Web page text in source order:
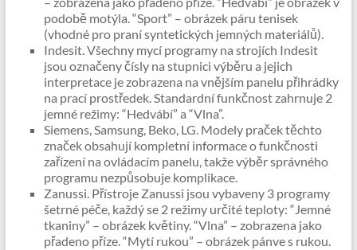
podobě motýla. “Sport” – obrázek páru tenisek
(vhodné pro praní syntetických jemných materiálů).
Indesit. Všechny mycí programy na strojích Indesit
jsou označeny čísly na stupnici výběru a jejich
interpretace je zobrazena na vnějším panelu přihrádky
na prací prostředek. Standardní funkčnost zahrnuje 2
jemné režimy: “Hedvábí” a “Vlna”.
Siemens, Samsung, Beko, LG. Modely praček těchto
značek obsahují kompletní informace o funkčnosti
zařízení na ovládacím panelu, takže výběr správného
programu nezpůsobuje komplikace.
Zanussi. Přístroje Zanussi jsou vybaveny 3 programy
šetrné péče, každý se 2 režimy určité teploty: “Jemné
tkaniny” – obrázek květiny. “Vlna” – zobrazena jako
přadeno příze. “Mytí rukou” – obrázek pánve s rukou.